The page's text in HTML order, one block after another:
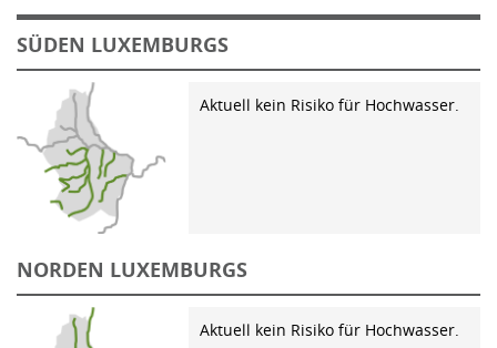
SÜDEN LUXEMBURGS
Aktuell kein Risiko für Hochwasser.
NORDEN LUXEMBURGS
Aktuell kein Risiko für Hochwasser.